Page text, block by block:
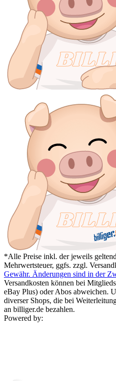
*Alle Preise inkl. der jeweils
Mehrwertsteuer, ggfs. zzgl.
Gewähr. Änderungen sind in der
Versandkosten können bei
eBay Plus) oder Abos abweichen.
diverser Shops, die bei
an billiger.de bezahlen.
Powered by: